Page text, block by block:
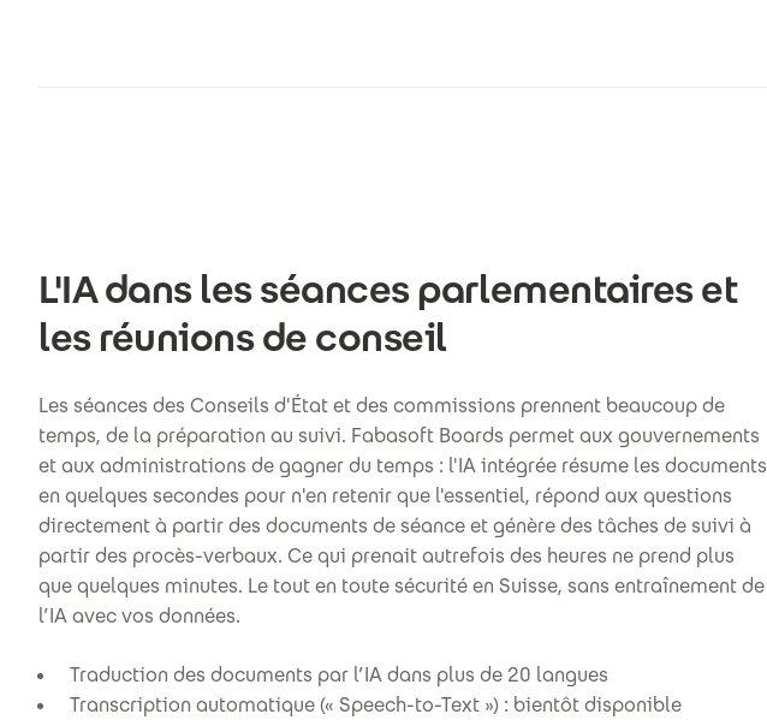
L'IA dans les séances parlementaires et
les réunions de conseil
Les séances des Conseils d'État et des commissions prennent beaucoup de
temps, de la préparation au suivi. Fabasoft Boards permet aux gouvernements
et aux administrations de gagner du temps : l'IA intégrée résume les documents
en quelques secondes pour n'en retenir que l'essentiel, répond aux questions
directement à partir des documents de séance et génère des tâches de suivi à
partir des procès-verbaux. Ce qui prenait autrefois des heures ne prend plus
que quelques minutes. Le tout en toute sécurité en Suisse, sans entraînement de
l’IA avec vos données.
Traduction des documents par l’IA dans plus de 20 langues
Transcription automatique (« Speech-to-Text ») : bientôt disponible